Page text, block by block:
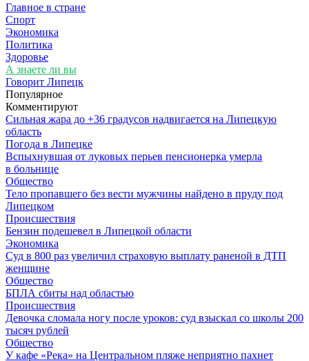
Главное в стране
Спорт
Экономика
Политика
Здоровье
А знаете ли вы
Говорит Липецк
Популярное
Комментируют
Сильная жара до +36 градусов надвигается на Липецкую
область
Погода в Липецке
Вспыхнувшая от луковых перьев пенсионерка умерла
в больнице
Общество
Тело пропавшего без вести мужчины найдено в пруду под
Липецком
Происшествия
Бензин подешевел в Липецкой области
Экономика
Суд в 800 раз увеличил страховую выплату раненой в ДТП
женщине
Общество
БПЛА сбиты над областью
Происшествия
Девочка сломала ногу после уроков: суд взыскал со школы 200
тысяч рублей
Общество
У кафе «Река» на Центральном пляже неприятно пахнет